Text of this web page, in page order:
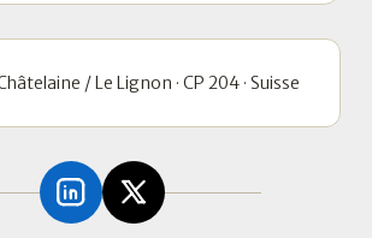
/ Le Lignon · CP 204 · Suisse